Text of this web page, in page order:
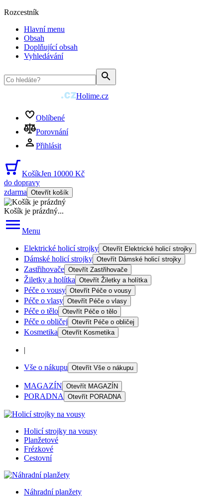
Rozcestník
Hlavní menu
Obsah
Doplňující obsah
Vyhledávání
Holime.cz
Oblíbené
Porovnání
Přihlásit
KošíkJen 10000 Kč
do dopravy
zdarma Otevřít košík
Košík je prázdný...
Menu
Elektrické holicí strojky Otevřít Elektrické holicí strojky
Dámské holicí strojky Otevřít Dámské holicí strojky
Zastřihovače Otevřít Zastřihovače
Žiletky a holítka Otevřít Žiletky a holítka
Péče o vousy Otevřít Péče o vousy
Péče o vlasy Otevřít Péče o vlasy
Péče o tělo Otevřít Péče o tělo
Péče o obličej Otevřít Péče o obličej
Kosmetika Otevřít Kosmetika
|
Vše o nákupu Otevřít Vše o nákupu
MAGAZÍN Otevřít MAGAZÍN
PORADNA Otevřít PORADNA
Holicí strojky na vousy
Planžetové
Frézkové
Cestovní
Náhradní planžety